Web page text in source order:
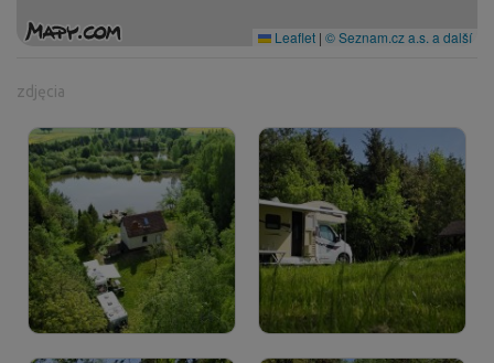
Leaflet | © Seznam.cz a.s. a další
zdjęcia